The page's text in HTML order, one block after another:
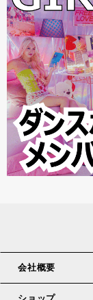
会社概要